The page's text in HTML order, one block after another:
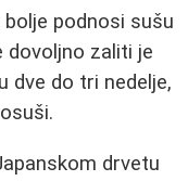
podnosi sušu
dovoljno zaliti je
dve do tri nedelje,
drvetu